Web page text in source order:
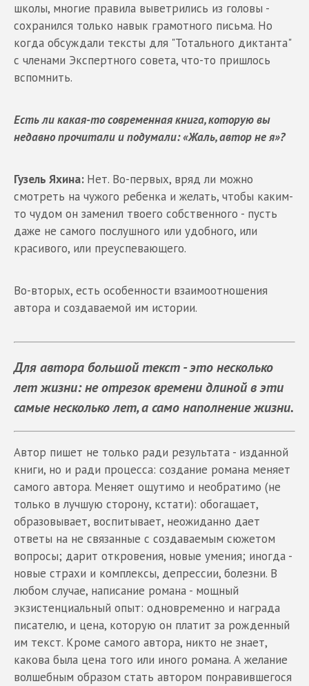
школы, многие правила выветрились из головы -
сохранился только навык грамотного письма. Но
когда обсуждали тексты для "Тотального диктанта"
с членами Экспертного совета, что-то пришлось
вспомнить.
Есть ли какая-то современная книга, которую вы
недавно прочитали и подумали: «Жаль, автор не я»?
Гузель Яхина: Нет. Во-первых, вряд ли можно
смотреть на чужого ребенка и желать, чтобы каким-
то чудом он заменил твоего собственного - пусть
даже не самого послушного или удобного, или
красивого, или преуспевающего.
Во-вторых, есть особенности взаимоотношения
автора и создаваемой им истории.
Для автора большой текст - это несколько
лет жизни: не отрезок времени длиной в эти
самые несколько лет, а само наполнение жизни.
Автор пишет не только ради результата - изданной
книги, но и ради процесса: создание романа меняет
самого автора. Меняет ощутимо и необратимо (не
только в лучшую сторону, кстати): обогащает,
образовывает, воспитывает, неожиданно дает
ответы на не связанные с создаваемым сюжетом
вопросы; дарит откровения, новые умения; иногда -
новые страхи и комплексы, депрессии, болезни. В
любом случае, написание романа - мощный
экзистенциальный опыт: одновременно и награда
писателю, и цена, которую он платит за рожденный
им текст. Кроме самого автора, никто не знает,
какова была цена того или иного романа. А желание
волшебным образом стать автором понравившегося